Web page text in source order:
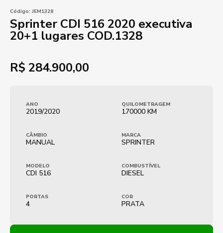
Código: JEM1328
Sprinter CDI 516 2020 executiva
20+1 lugares COD.1328
R$ 284.900,00
ANO
2019/2020
QUILOMETRAGEM
170000 KM
CÂMBIO
MANUAL
MARCA
SPRINTER
MODELO
CDI 516
COMBUSTÍVEL
DIESEL
PORTAS
4
COR
PRATA